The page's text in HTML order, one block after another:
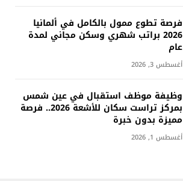
فرصة تطوع ممول بالكامل في ألمانيا
2026 براتب شهري وسكن مجاني لمدة
عام
أغسطس 3, 2026
وظيفة موظف استقبال في عين شمس
بمركز تراست سكان للأشعة 2026.. فرصة
مميزة بدون خبرة
أغسطس 1, 2026